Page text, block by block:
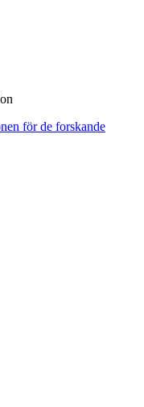
för de forskande